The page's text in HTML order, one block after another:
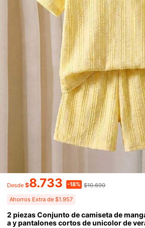
Desde $8.733 -18% $10.690
Ahorros Extra de $1.957
2 piezas Conjunto de camiseta de
a y pantalones cortos de unicolor de